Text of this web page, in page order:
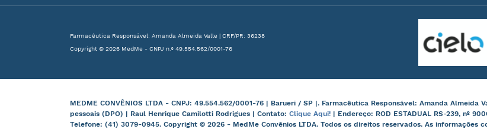
Farmacêutica Responsável: Amanda Almeida Valle | CRF/PR: 36238
Copyright © 2026 MedMe - CNPJ n.º 49.554.562/0001-76
MEDME CONVÊNIOS LTDA - CNPJ: 49.554.562/0001-76 | Barueri / SP |. Farmacêutica Responsável: Amanda
pessoais (DPO) | Raul Henrique Camilotti Rodrigues | Contato: Clique Aqui! | Endereço: ROD ESTADUAL RS-239, nº
Telefone: (41) 3079-0945. Copyright © 2026 - MedMe Convênios LTDA. Todos os direitos reservados. As